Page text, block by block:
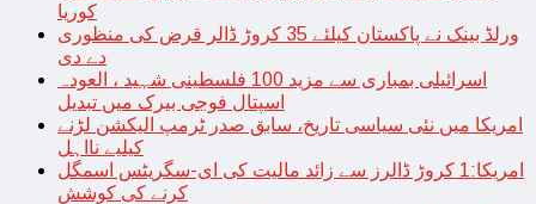
کوریا
ورلڈ بینک نے پاکستان کیلئے 35 کروڑ ڈالر قرض کی منظوری
دے دی
اسرائیلی بمباری سے مزید 100 فلسطینی شہید ، العودہ
اسپتال فوجی بیرک میں تبدیل
امریکا میں نئی سیاسی تاریخ، سابق صدر ٹرمپ الیکشن لڑنے
کیلیے نااہل
امریکا:1 کروڑ ڈالرز سے زائد مالیت کی ای-سگریٹس اسمگل
کرنے کی کوشش